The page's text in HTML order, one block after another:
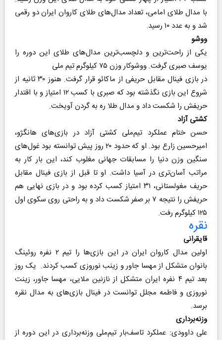
با مدال طلای امامی، تعداد مدال‌های طلای کاروان ایران دو رقمی
شد و به عدد ۱۰ رسید.
ووشو
یکی از راحت‌ترین و دلچسب‌ترین مدال‌های طلای این دوره را
یوسف صبری گرفت. ووشوکار وزن ۷۵ کیلوگرم تیم ملی
در بازی فینال مقابل حریفی از ماکائو قرار گرفت. هنوز ۳۰ ثانیه از
شروع این بازی نگذشته بود که صبری با کسب ۱۲ امتیاز و با اقتدار
حریفش را شکست داد و مدال طلا ره به گردن آویخت.
کشتی آزاد
حسن ختام عملکرد تیم‌ملی کشتی آزاد در بازی‌های هانگژو،
امیرحسین زارع بود. او که حدود ۲۰ روز پیش توانسته بود غول‌های
سنگین وزن دنیا را مسابقات جهانی مغلوب کند، این بار کار به
مراتب آسان‌تری در آسیا داشت. او تا قبل از بازی فینال مقابل
حریف مغولستانی، ۳۱ امتیاز کسب کرده بود و در بازی نهایی هم
حریفش را نتیجه ۷ بر صفر شکست داد و به راحتی روی سکوی اول
۱۲۵ کیلوگرم رفت.
نقره
قایقرانی
اولین مدال کاروان ایران در این بازی‌ها را تیم ۲ نفره روئینگ
بانوان متشکل از مهسا جاور و زینب نوروزی کسب کردند. یک روز
بعد تیم ۴ نفره ایران متشکل از نازنین ملایی، مهسا جاور، زینت
نوروزی و فاطمه مجلل توانست در فینال بازی‌های به مدال نقره
برسد.
وزنه‌برداری
علی داوودی: عملکرد تاسف‌بار تیم‌ملی وزنه‌برداری در این دوره از